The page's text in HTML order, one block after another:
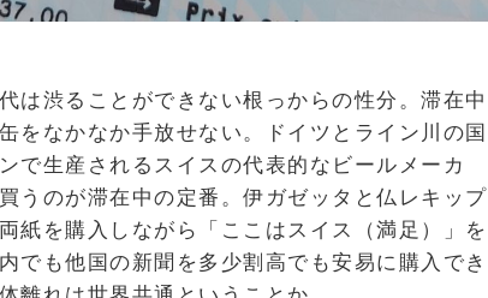
は渋ることができない根っからの性分。滞在中
をなかなか手放せない。ドイツとライン川の国
で生産されるスイスの代表的なビールメーカ
うのが滞在中の定番。伊ガゼッタと仏レキップ
紙を購入しながら「ここはスイス（満足）」を
でも他国の新聞を多少割高でも安易に購入でき